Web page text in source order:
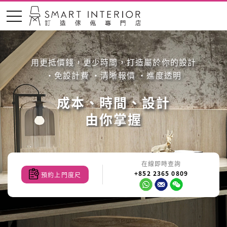
用更抵價錢，更少時間，打造屬於你的設計
‧免設計費 ‧清晰報價 ・進度透明
成本、時間、設計
由你掌握
預約上門度尺
在線即時查詢
+852 2365 0809